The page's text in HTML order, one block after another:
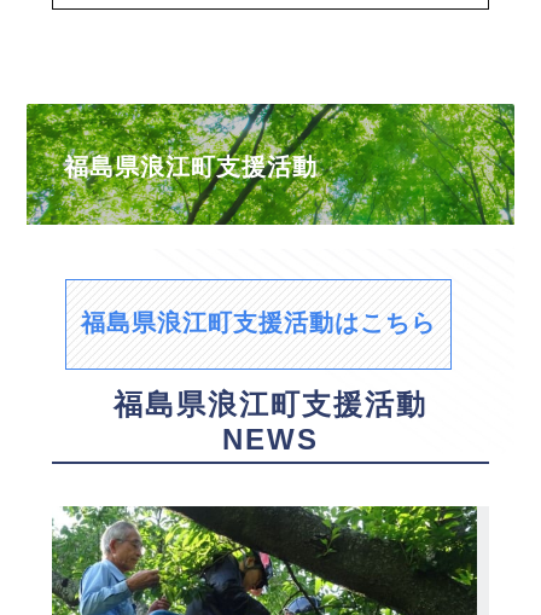
福島県浪江町支援活動
福島県浪江町支援活動はこちら
福島県浪江町支援活動
NEWS